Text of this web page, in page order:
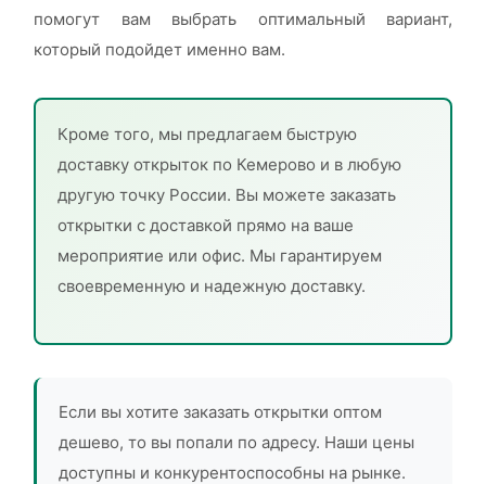
помогут вам выбрать оптимальный вариант,
который подойдет именно вам.
Кроме того, мы предлагаем быструю
доставку открыток по Кемерово и в любую
другую точку России. Вы можете заказать
открытки с доставкой прямо на ваше
мероприятие или офис. Мы гарантируем
своевременную и надежную доставку.
Если вы хотите заказать открытки оптом
дешево, то вы попали по адресу. Наши цены
доступны и конкурентоспособны на рынке.